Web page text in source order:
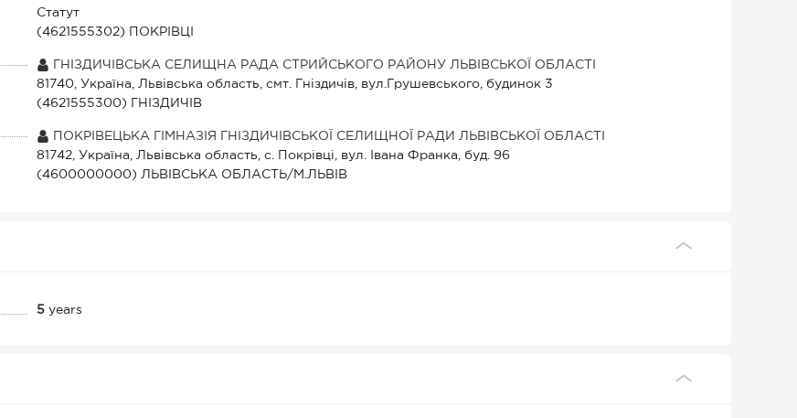
Статут
(4621555302) ПОКРІВЦІ
ГНІЗДИЧІВСЬКА СЕЛИЩНА РАДА СТРИЙСЬКОГО РАЙОНУ ЛЬВІВСЬКОЇ ОБЛАСТІ
81740, Україна, Львівська область, смт. Гніздичів, вул.Грушевського, будинок 3
(4621555300) ГНІЗДИЧІВ
ПОКРІВЕЦЬКА ГІМНАЗІЯ ГНІЗДИЧІВСЬКОЇ СЕЛИЩНОЇ РАДИ ЛЬВІВСЬКОЇ ОБЛАСТІ
81742, Україна, Львівська область, с. Покрівці, вул. Івана Франка, буд. 96
(4600000000) ЛЬВІВСЬКА ОБЛАСТЬ/М.ЛЬВІВ
5 years